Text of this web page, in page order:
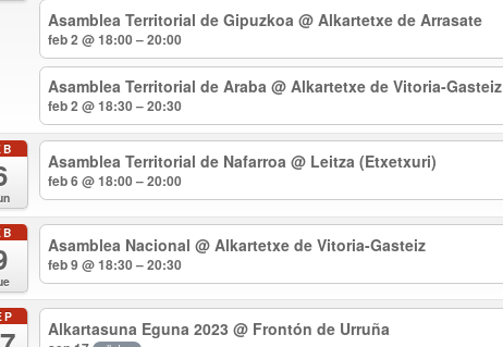
Asamblea Territorial de Gipuzkoa@ Alkartetxe de Arrasate
feb 2 @ 18:00 – 20:00
Asamblea Territorial de Araba@ Alkartetxe de Vitoria-Gasteiz
feb 2 @ 18:30 – 20:30
Asamblea Territorial de Nafarroa@ Leitza (Etxetxuri)
feb 6 @ 18:00 – 20:00
Asamblea Nacional@ Alkartetxe de Vitoria-Gasteiz
feb 9 @ 18:30 – 20:30
Alkartasuna Eguna 2023@ Frontón de Urruña